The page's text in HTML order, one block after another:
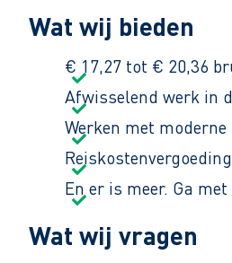
Wat wij bieden
€ 17,27 tot € 20,36
Afwisselend werk in
Werken met
En er is meer. Ga
Wat wij vragen